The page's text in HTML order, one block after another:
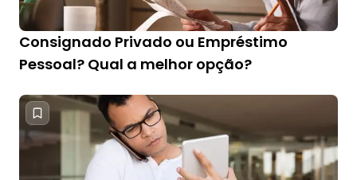
Consignado Privado ou Empréstimo
Pessoal? Qual a melhor opção?